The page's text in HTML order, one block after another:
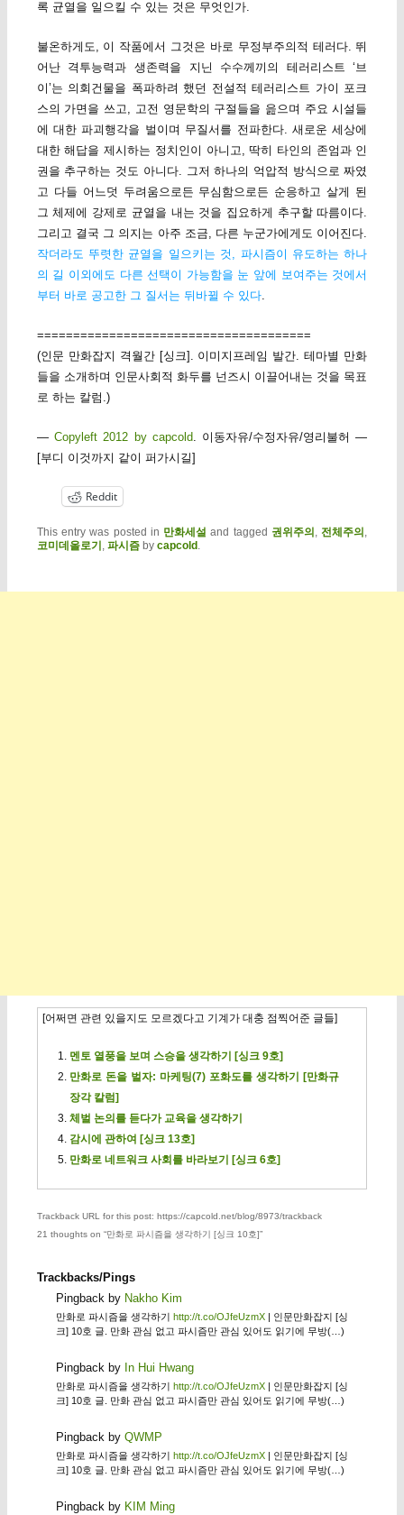
록 균열을 일으킬 수 있는 것은 무엇인가.
불온하게도, 이 작품에서 그것은 바로 무정부주의적 테러다. 뛰
어난 격투능력과 생존력을 지닌 수수께끼의 테러리스트 ‘브
이’는 의회건물을 폭파하려 했던 전설적 테러리스트 가이 포크
스의 가면을 쓰고, 고전 영문학의 구절들을 읊으며 주요 시설들
에 대한 파괴행각을 벌이며 무질서를 전파한다. 새로운 세상에
대한 해답을 제시하는 정치인이 아니고, 딱히 타인의 존엄과 인
권을 추구하는 것도 아니다. 그저 하나의 억압적 방식으로 짜였
고 다들 어느덧 두려움으로든 무심함으로든 순응하고 살게 된
그 체제에 강제로 균열을 내는 것을 집요하게 추구할 따름이다.
그리고 결국 그 의지는 아주 조금, 다른 누군가에게도 이어진다.
작더라도 뚜렷한 균열을 일으키는 것, 파시즘이 유도하는 하나
의 길 이외에도 다른 선택이 가능함을 눈 앞에 보여주는 것에서
부터 바로 공고한 그 질서는 뒤바뀔 수 있다.
======================================
(인문 만화잡지 격월간 [싱크]. 이미지프레임 발간. 테마별 만화
들을 소개하며 인문사회적 화두를 넌즈시 이끌어내는 것을 목표
로 하는 칼럼.)
— Copyleft 2012 by capcold. 이동자유/수정자유/영리불허 —
[부디 이것까지 같이 퍼가시길]
Reddit
This entry was posted in 만화세설 and tagged 권위주의 , 전체주의 ,
코미데올로기 , 파시즘by capcold .
[어쩌면 관련 있을지도 모르겠다고 기계가 대충 점찍어준 글들]
멘토 열풍을 보며 스승을 생각하기 [싱크 9호]
만화로 돈을 벌자: 마케팅(7) 포화도를 생각하기 [만화규
장각 칼럼]
체벌 논의를 듣다가 교육을 생각하기
감시에 관하여 [싱크 13호]
만화로 네트워크 사회를 바라보기 [싱크 6호]
Trackback URL for this post: https://capcold.net/blog/8973/trackback
21 thoughts on “만화로 파시즘을 생각하기 [싱크 10호]”
Trackbacks/Pings
Pingback by Nakho Kim
만화로 파시즘을 생각하기 http://t.co/OJfeUzmX | 인문만화잡지 [싱
크] 10호 글. 만화 관심 없고 파시즘만 관심 있어도 읽기에 무방(…)
Pingback by In Hui Hwang
만화로 파시즘을 생각하기 http://t.co/OJfeUzmX | 인문만화잡지 [싱
크] 10호 글. 만화 관심 없고 파시즘만 관심 있어도 읽기에 무방(…)
Pingback by QWMP
만화로 파시즘을 생각하기 http://t.co/OJfeUzmX | 인문만화잡지 [싱
크] 10호 글. 만화 관심 없고 파시즘만 관심 있어도 읽기에 무방(…)
Pingback by KIM Ming